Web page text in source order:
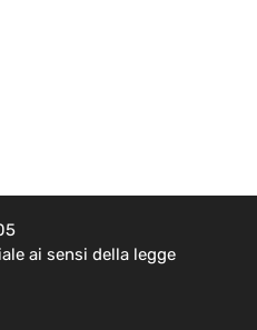
ai sensi della legge